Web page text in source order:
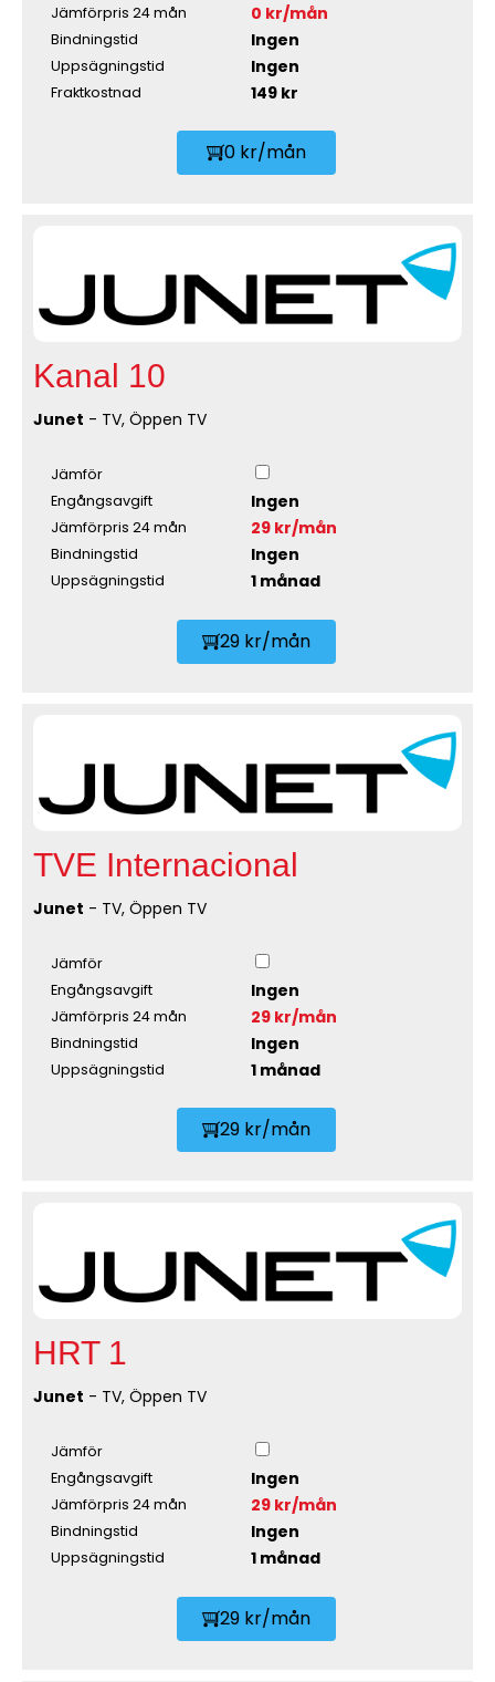
Jämförpris 24 mån 0 kr/mån
Bindningstid Ingen
Uppsägningstid Ingen
Fraktkostnad 149 kr
0 kr/mån
Kanal 10
Junet - TV, Öppen TV
Jämför
Engångsavgift
Ingen
Jämförpris 24 mån 29 kr/mån
Bindningstid Ingen
Uppsägningstid 1 månad
29 kr/mån
TVE Internacional
Junet - TV, Öppen TV
Jämför
Engångsavgift
Ingen
Jämförpris 24 mån 29 kr/mån
Bindningstid Ingen
Uppsägningstid 1 månad
29 kr/mån
HRT 1
Junet - TV, Öppen TV
Jämför
Engångsavgift
Ingen
Jämförpris 24 mån 29 kr/mån
Bindningstid Ingen
Uppsägningstid 1 månad
29 kr/mån